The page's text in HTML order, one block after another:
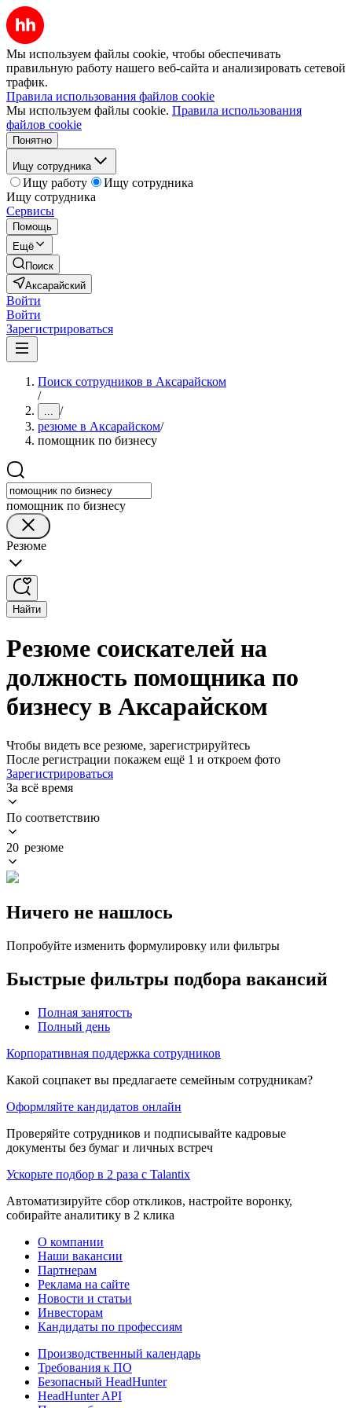
Мы используем файлы cookie, чтобы обеспечивать
правильную работу нашего веб-сайта и анализировать сетевой
трафик.
Правила использования файлов cookie
Мы используем файлы cookie. Правила использования
файлов cookie
Понятно
Ищу сотрудника
Ищу работу
Ищу сотрудника
Ищу сотрудника
Сервисы
Помощь
Ещё
Поиск
Аксарайский
Войти
Войти
Зарегистрироваться
Поиск сотрудников в Аксарайском
/
... /
резюме в Аксарайском/
помощник по бизнесу
помощник по бизнесу
Резюме
Найти
Резюме соискателей на
должность помощника по
бизнесу в Аксарайском
Чтобы видеть все резюме, зарегистрируйтесь
После регистрации покажем ещё 1 и откроем фото
Зарегистрироваться
За всё время
По соответствию
20 резюме
Ничего не нашлось
Попробуйте изменить формулировку или фильтры
Быстрые фильтры подбора вакансий
Полная занятость
Полный день
Корпоративная поддержка сотрудников
Какой соцпакет вы предлагаете семейным сотрудникам?
Оформляйте кандидатов онлайн
Проверяйте сотрудников и подписывайте кадровые
документы без бумаг и личных встреч
Ускорьте подбор в 2 раза с Talantix
Автоматизируйте сбор откликов, настройте воронку,
собирайте аналитику в 2 клика
О компании
Наши вакансии
Партнерам
Реклама на сайте
Новости и статьи
Инвесторам
Кандидаты по профессиям
Производственный календарь
Требования к ПО
Безопасный HeadHunter
HeadHunter API